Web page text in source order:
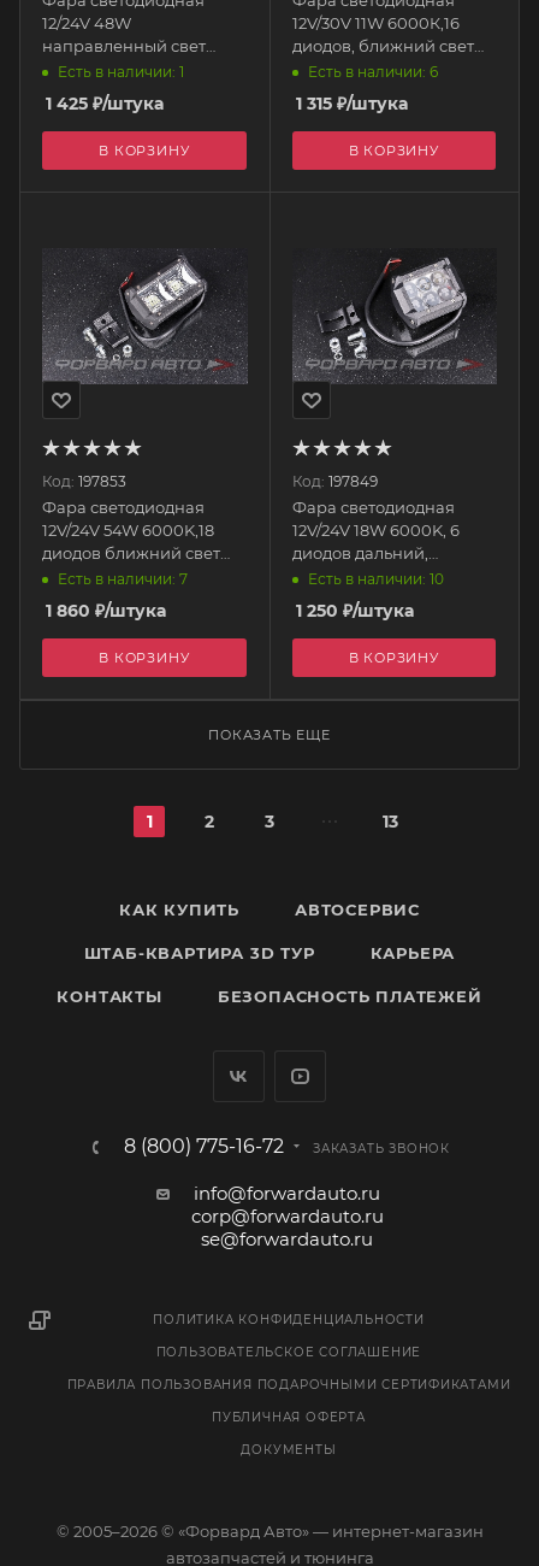
12/24V 48W
направленный свет
110*65*125ММ
Есть в наличии: 1
1 425 ₽/штука
В КОРЗИНУ
12V/30V 11W 6000К,16
диодов, ближний свет
120*90*50мм
прямоугольная
S07201115 SKYWAY
Есть в наличии: 6
1 315₽/штука
В КОРЗИНУ
Код: 197853
Фара светодиодная
12V/24V 54W 6000K,18
диодов ближний свет
130*75*60мм
прямоугольная
S07201066 SKYWAY
Есть в наличии: 7
1 860 ₽/штука
В КОРЗИНУ
Код: 197849
Фара светодиодная
12V/24V 18W 6000K, 6
диодов дальний,
95*70*65 мм
прямоугольная
S07201032 SKYWAY
Есть в наличии: 10
1 250 ₽/штука
В КОРЗИНУ
ПОКАЗАТЬ ЕЩЕ
1 2 3 13
КАК КУПИТЬ АВТОСЕРВИС
ШТАБ-КВАРТИРА 3D ТУР КАРЬЕРА
КОНТАКТЫ БЕЗОПАСНОСТЬ ПЛАТЕЖЕЙ
8 (800) 775-16-72 ЗАКАЗАТЬ ЗВОНОК
info@forwardauto.ru
corp@forwardauto.ru
se@forwardauto.ru
ПОЛИТИКА КОНФИДЕНЦИАЛЬНОСТИ
ПОЛЬЗОВАТЕЛЬСКОЕ СОГЛАШЕНИЕ
ПРАВИЛА ПОЛЬЗОВАНИЯ ПОДАРОЧНЫМИ СЕРТИФИКАТАМИ
ПУБЛИЧНАЯ ОФЕРТА
ДОКУМЕНТЫ
© 2005–2026 © «Форвард Авто» — интернет-магазин
автозапчастей и тюнинга